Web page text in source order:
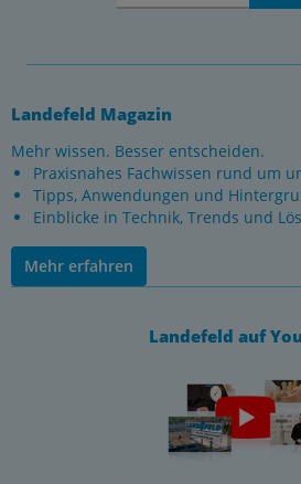
Landefeld Magazin
Mehr wissen. Besser entscheiden.
Praxisnahes Fachwissen rund um
Tipps, Anwendungen und
Einblicke in Technik, Trends und
Mehr erfahren
Landefeld auf